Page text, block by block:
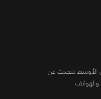
الأوسط تتحدث عن
والهواتف